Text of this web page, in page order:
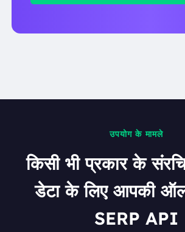
उपयोग के मामले
किसी भी प्रकार के
डेटा के लिए आपकी
SERP API